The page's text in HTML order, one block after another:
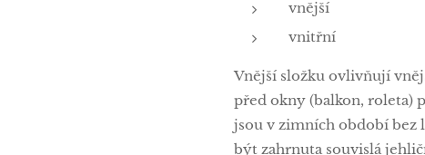
vnější
vnitřní
Vnější složku ovlivňují
před okny (balkon, roleta)
jsou v zimních období bez
být zahrnuta souvislá